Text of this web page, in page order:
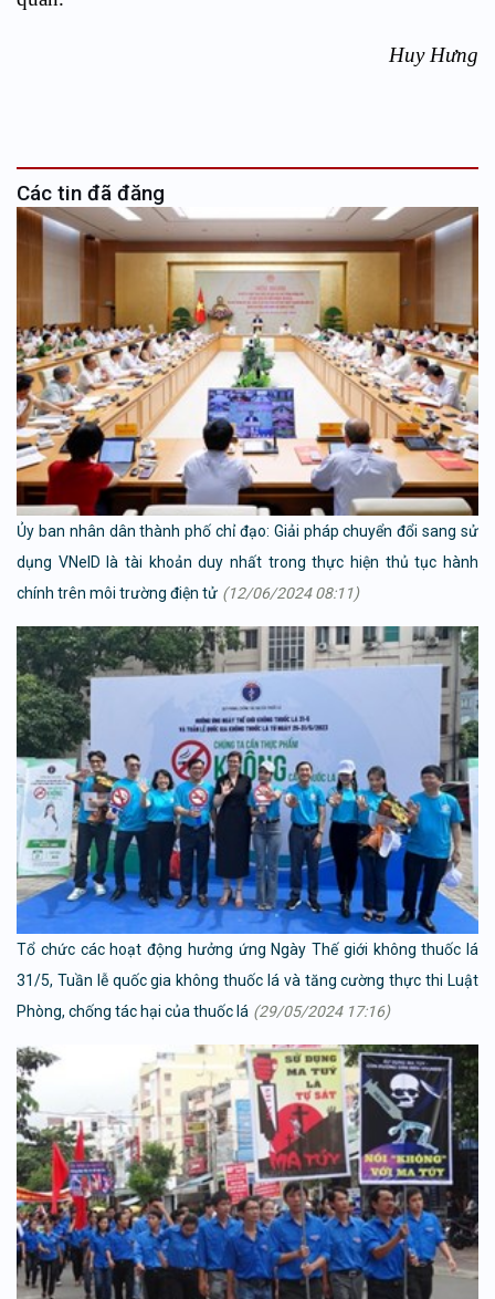
Huy Hưng
Các tin đã đăng
Ủy ban nhân dân thành phố chỉ đạo: Giải pháp chuyển đổi sang sử
dụng VNeID là tài khoản duy nhất trong thực hiện thủ tục hành
chính trên môi trường điện tử (12/06/2024 08:11)
Tổ chức các hoạt động hưởng ứng Ngày Thế giới không thuốc lá
31/5, Tuần lễ quốc gia không thuốc lá và tăng cường thực thi Luật
Phòng, chống tác hại của thuốc lá (29/05/2024 17:16)